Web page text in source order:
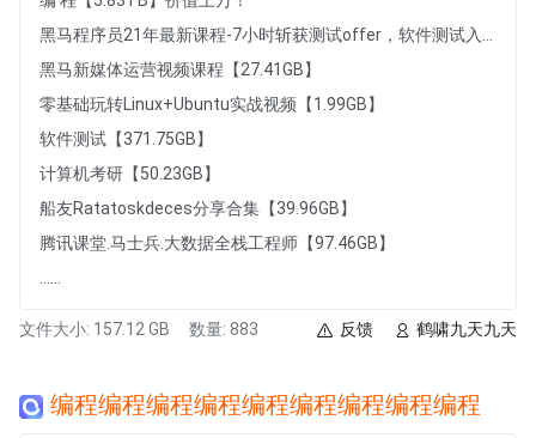
黑马新媒体运营视频课程【27.41GB】
零基础玩转Linux+Ubuntu实战视频【1.99GB】
软件测试【371.75GB】
计算机考研【50.23GB】
船友Ratatoskdeces分享合集【39.96GB】
腾讯课堂.马士兵.大数据全栈工程师【97.46GB】
文件大小: 157.12 GB 数量: 883 鹤啸九天九天
反馈
编程编程编程编程编程编程编程编程编程